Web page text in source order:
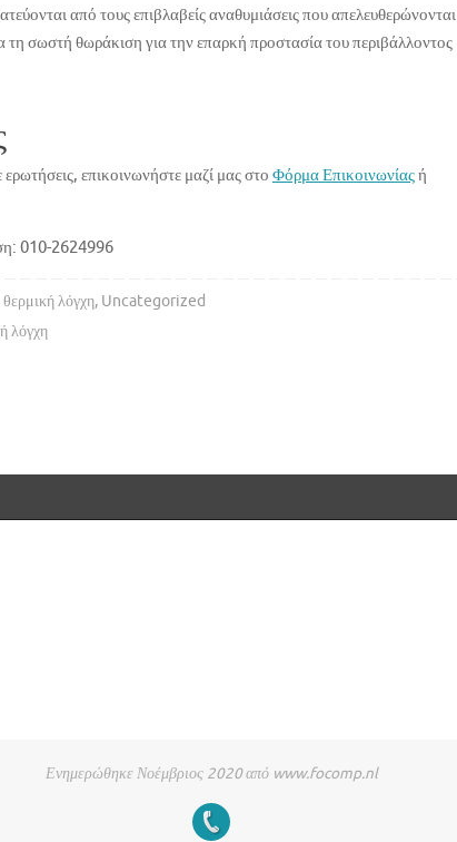
από τους επιβλαβείς αναθυμιάσεις που απελευθερώνονται
τη σωστή θωράκιση για την επαρκή προστασία του περιβάλλοντος
επικοινωνήστε μαζί μας στο Φόρμα Επικοινωνίαςή
010-2624996
θερμική λόγχη, Uncategorized
λόγχη
Ενημερώθηκε Νοέμβριος 2020 από www.focomp.nl